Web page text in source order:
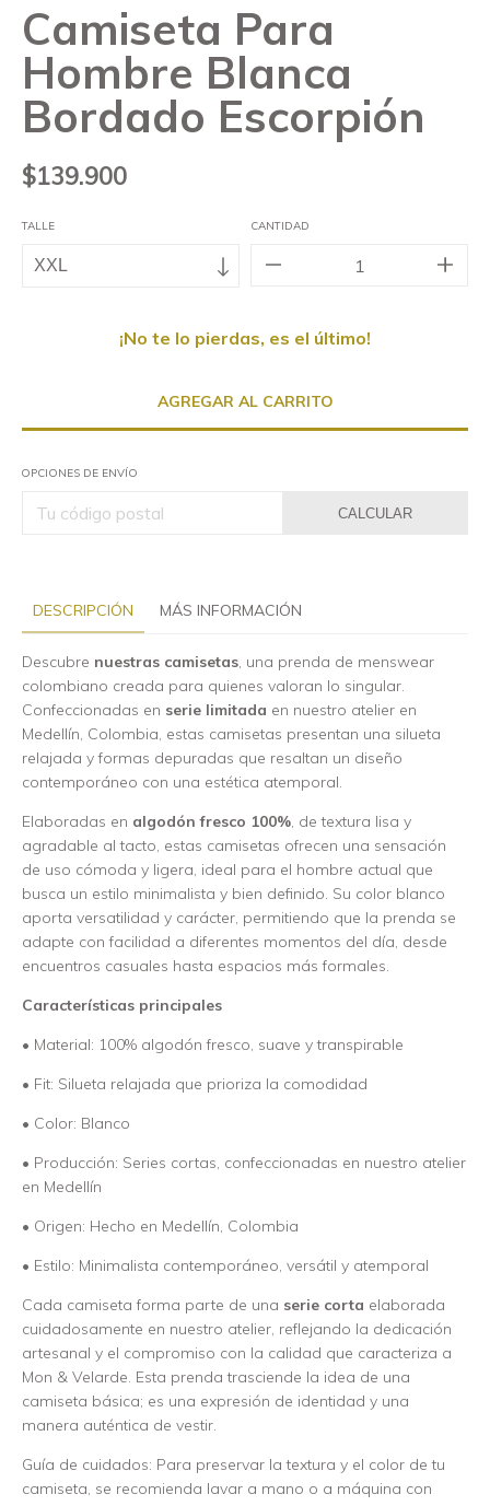
Camiseta Para
Hombre Blanca
Bordado Escorpión
$139.900
TALLE CANTIDAD
¡No te lo pierdas, es el último!
OPCIONES DE ENVÍO
CALCULAR
DESCRIPCIÓN MÁS INFORMACIÓN
Descubre nuestras camisetas, una prenda de menswear
colombiano creada para quienes valoran lo singular.
Confeccionadas en serie limitada en nuestro atelier en
Medellín, Colombia, estas camisetas presentan una silueta
relajada y formas depuradas que resaltan un diseño
contemporáneo con una estética atemporal.
Elaboradas en algodón fresco 100%, de textura lisa y
agradable al tacto, estas camisetas ofrecen una sensación
de uso cómoda y ligera, ideal para el hombre actual que
busca un estilo minimalista y bien definido. Su color blanco
aporta versatilidad y carácter, permitiendo que la prenda se
adapte con facilidad a diferentes momentos del día, desde
encuentros casuales hasta espacios más formales.
Características principales
• Material: 100% algodón fresco, suave y transpirable
• Fit: Silueta relajada que prioriza la comodidad
• Color: Blanco
• Producción: Series cortas, confeccionadas en nuestro atelier
en Medellín
• Origen: Hecho en Medellín, Colombia
• Estilo: Minimalista contemporáneo, versátil y atemporal
Cada camiseta forma parte de una serie corta elaborada
cuidadosamente en nuestro atelier, reflejando la dedicación
artesanal y el compromiso con la calidad que caracteriza a
Mon & Velarde. Esta prenda trasciende la idea de una
camiseta básica; es una expresión de identidad y una
manera auténtica de vestir.
Guía de cuidados: Para preservar la textura y el color de tu
camiseta, se recomienda lavar a mano o a máquina con